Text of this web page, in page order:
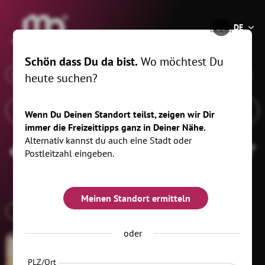
®
🇩🇪DE
Wann
Märkte & Messen
Schön dass Du da bist. Wo möchtest Du
heute suchen?
Wenn Du Deinen Standort teilst, zeigen wir Dir
immer die Freizeittipps ganz in Deiner Nähe.
Alternativ kannst du auch eine Stadt oder
Postleitzahl eingeben.
Meinen Standort ermitteln
oder
PLZ/Ort